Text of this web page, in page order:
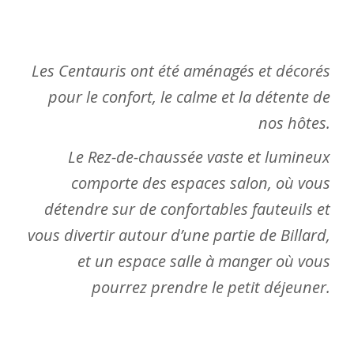
Les Centauris ont été aménagés et décorés
pour le confort, le calme et la détente de
nos hôtes.
Le Rez-de-chaussée vaste et lumineux
comporte des espaces salon, où vous
détendre sur de confortables fauteuils et
vous divertir autour d’une partie de Billard,
et un espace salle à manger où vous
pourrez prendre le petit déjeuner.